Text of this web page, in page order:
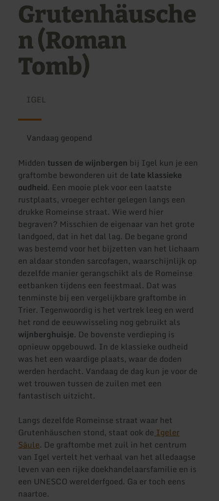
Grutenhäusche
n (Roman
Tomb)
IGEL
Vandaag geopend
Midden tussen de wijnbergen bij Igel kun je een
graftombe bewonderen uit de late klassieke
oudheid. Een mooie plek voor een laatste
rustplaats, vroeger echter gelegen langs een
drukke Romeinse straat. Wie werd hier
begraven? Misschien de eigenaar van het grote
landgoed, dat in het dal lag. De begane grond
was bestemd voor het bijzetten van het lichaam
en aldaar stonden sarcofagen, waarschijnlijk op
dezelfde manier gerangschikt als de Romeinse
eetbanken tijdens een feestmaal. Dat was
tenminste bij een vergelijkbare graftombe in
Trier. Tegenwoordig is het vertrek leeg en werd
het rond de eeuwwisseling nog gebruikt als
wijnberghuisje. De bovenste verdieping is
opnieuw opgebouwd. In de klassieke oudheid
was het een waardige plaats, waar de doden
werden herdacht. Vandaag de dag kun je voor de
wet trouwen tussen de zuilen met een
fantastisch uitzicht.
Langs dezelfde Romeinse straat waar het
Grutenhäuschen stond, staat ook deIgeler
Säule. De graftombe met zuil in het centrum
van Igel vertelt het verhaal van het alledaagse
leven van een rijke doekhandelaarsfamilie en is
een UNESCO werelderfgoed. Ga er toch eens
naartoe.